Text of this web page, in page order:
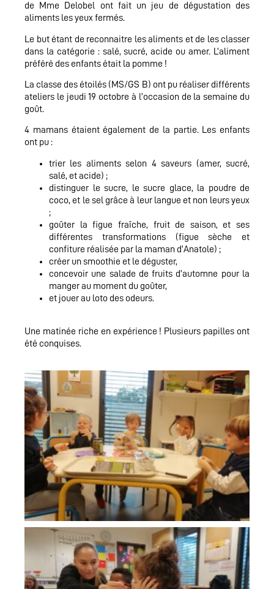
de Mme Delobel ont fait un jeu de dégustation des
aliments les yeux fermés.
Le but étant de reconnaitre les aliments et de les classer
dans la catégorie : salé, sucré, acide ou amer. L’aliment
préféré des enfants était la pomme !
La classe des étoilés (MS/GS B) ont pu réaliser différents
ateliers le jeudi 19 octobre à l’occasion de la semaine du
goût.
4 mamans étaient également de la partie. Les enfants
ont pu :
trier les aliments selon 4 saveurs (amer, sucré,
salé, et acide) ;
distinguer le sucre, le sucre glace, la poudre de
coco, et le sel grâce à leur langue et non leurs yeux
;
goûter la figue fraîche, fruit de saison, et ses
différentes transformations (figue sèche et
confiture réalisée par la maman d’Anatole) ;
créer un smoothie et le déguster,
concevoir une salade de fruits d’automne pour la
manger au moment du goûter,
et jouer au loto des odeurs.
Une matinée riche en expérience ! Plusieurs papilles ont
été conquises.